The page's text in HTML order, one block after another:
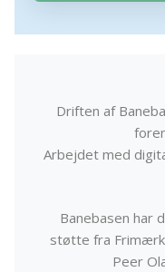
Driften af
Arbejdet med
Banebasen har
støtte fra
Peer